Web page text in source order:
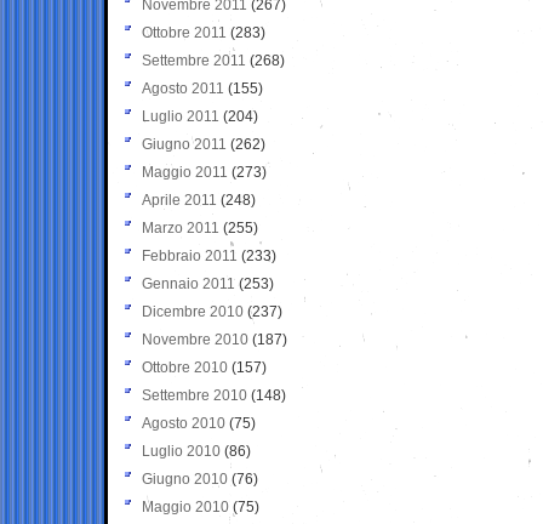
Novembre 2011 (267)
Ottobre 2011 (283)
Settembre 2011 (268)
Agosto 2011 (155)
Luglio 2011 (204)
Giugno 2011 (262)
Maggio 2011 (273)
Aprile 2011 (248)
Marzo 2011 (255)
Febbraio 2011 (233)
Gennaio 2011 (253)
Dicembre 2010 (237)
Novembre 2010 (187)
Ottobre 2010 (157)
Settembre 2010 (148)
Agosto 2010 (75)
Luglio 2010 (86)
Giugno 2010 (76)
Maggio 2010 (75)